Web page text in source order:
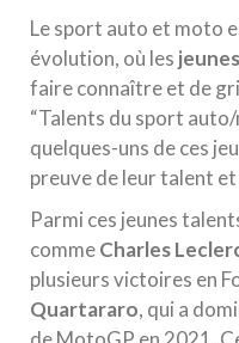
Le sport auto et moto
évolution, où les
faire connaître et de
“Talents du sport
quelques-uns de ces
preuve de leur talent
Parmi ces jeunes
commeCharles
plusieurs victoires en
Quartararo, qui a